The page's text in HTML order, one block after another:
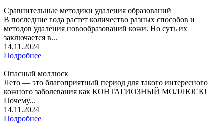
Сравнительные методики удаления образований
В последние года растет количество разных способов и
методов удаления новообразований кожи. Но суть их
заключается в...
14.11.2024
Подробнее
Опасный моллюск
Лето — это благоприятный период для такого интересного
кожного заболевания как КОНТАГИОЗНЫЙ МОЛЛЮСК!
Почему...
14.11.2024
Подробнее